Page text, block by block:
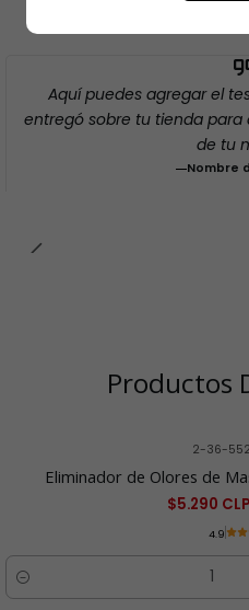
Aquí puedes agregar el
entregó sobre tu tienda
de tu
Nombre
Productos
2-36-552
Eliminador de Olores de
$5.290 CLP
4.9
Cantidad